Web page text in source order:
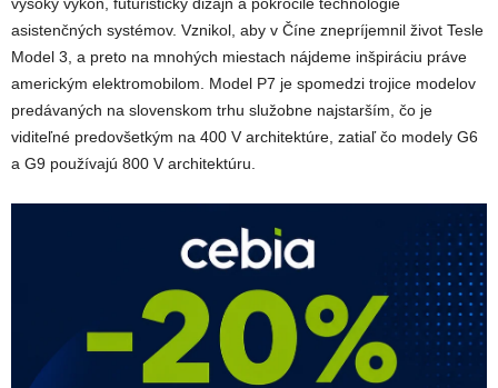
vysoký výkon, futuristický dizajn a pokročilé technológie
asistenčných systémov. Vznikol, aby v Číne znepríjemnil život Tesle
Model 3, a preto na mnohých miestach nájdeme inšpiráciu práve
americkým elektromobilom. Model P7 je spomedzi trojice modelov
predávaných na slovenskom trhu služobne najstarším, čo je
viditeľné predovšetkým na 400 V architektúre, zatiaľ čo modely G6
a G9 používajú 800 V architektúru.